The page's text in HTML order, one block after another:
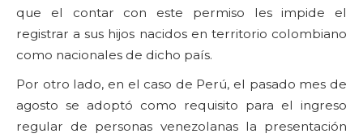
que el contar con este permiso les impide el
registrar a sus hijos nacidos en territorio colombiano
como nacionales de dicho país.
Por otro lado, en el caso de Perú, el pasado mes de
agosto se adoptó como requisito para el ingreso
regular de personas venezolanas la presentación